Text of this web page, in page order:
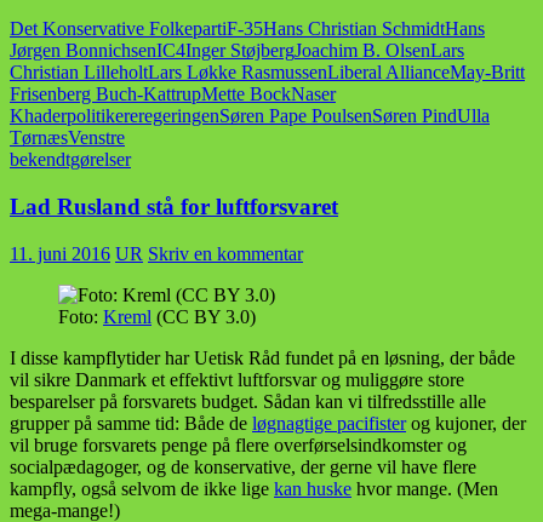
Det Konservative FolkepartiF-35Hans Christian SchmidtHans
Jørgen BonnichsenIC4Inger StøjbergJoachim B. OlsenLars
Christian LilleholtLars Løkke RasmussenLiberal AllianceMay-Britt
Frisenberg Buch-KattrupMette BockNaser
KhaderpolitikereregeringenSøren Pape PoulsenSøren PindUlla
TørnæsVenstre
bekendtgørelser
Lad Rusland stå for luftforsvaret
11. juni 2016 UR Skriv en kommentar
Foto: Kreml (CC BY 3.0)
I disse kampflytider har Uetisk Råd fundet på en løsning, der både
vil sikre Danmark et effektivt luftforsvar og muliggøre store
besparelser på forsvarets budget. Sådan kan vi tilfredsstille alle
grupper på samme tid: Både de løgnagtige pacifisterog kujoner, der
vil bruge forsvarets penge på flere overførselsindkomster og
socialpædagoger, og de konservative, der gerne vil have flere
kampfly, også selvom de ikke lige kan huske hvor mange. (Men
mega-mange!)